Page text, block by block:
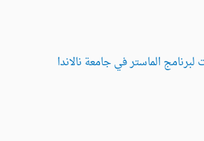
لبرنامج الماستر في جامعة نالاندا